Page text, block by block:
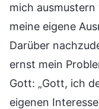
mich
meine eigene
Darüber
ernst mein
Gott: „Gott, ich
eigenen